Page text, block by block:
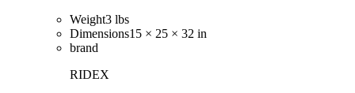
Weight3 lbs
Dimensions15 × 25 × 32 in
brand
RIDEX